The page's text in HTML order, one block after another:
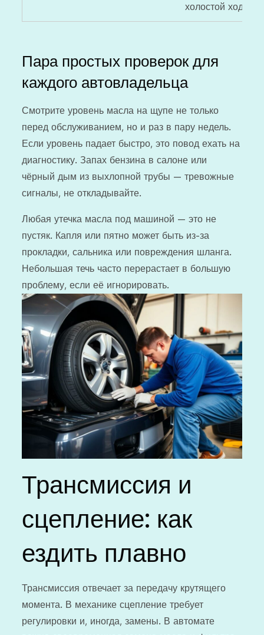
холостой ход
Пара простых проверок для
каждого автовладельца
Смотрите уровень масла на щупе не только
перед обслуживанием, но и раз в пару недель.
Если уровень падает быстро, это повод ехать на
диагностику. Запах бензина в салоне или
чёрный дым из выхлопной трубы — тревожные
сигналы, не откладывайте.
Любая утечка масла под машиной — это не
пустяк. Капля или пятно может быть из-за
прокладки, сальника или повреждения шланга.
Небольшая течь часто перерастает в большую
проблему, если её игнорировать.
Трансмиссия и
сцепление: как
ездить плавно
Трансмиссия отвечает за передачу крутящего
момента. В механике сцепление требует
регулировки и, иногда, замены. В автомате